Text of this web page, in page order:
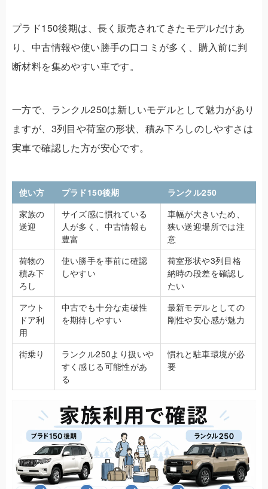
プラド150後期は、長く販売されてきたモデルだけあ
り、中古情報や使い勝手の口コミが多く、購入前に判
断材料を集めやすい車です。
一方で、ランクル250は新しいモデルとして魅力があり
ますが、3列目や荷室の形状、積み下ろしのしやすさは
実車で確認した方が安心です。
使い方 プラド150後期
ランクル250
家族の
送迎
サイズ感に慣れている
人が多く、中古情報も
豊富
車幅が大きいため、
狭い送迎場所では注
意
荷物の
積み下
ろし
使い勝手を事前に確認
しやすい
荷室形状や3列目格
納時の段差を確認し
たい
アウト
ドア利
用
中古でも十分な走破性
を期待しやすい
最新モデルとしての
剛性や安心感が魅力
街乗り
ランクル250より扱いや
すく感じる可能性があ
る
慣れと駐車環境が必
要